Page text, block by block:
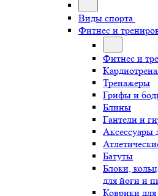
Виды спорта
Фитнес и
Фитнес и
Тренажеры
Грифы и
Блины
Гантели и
Батуты
Блоки,
для йоги и
Коврики для